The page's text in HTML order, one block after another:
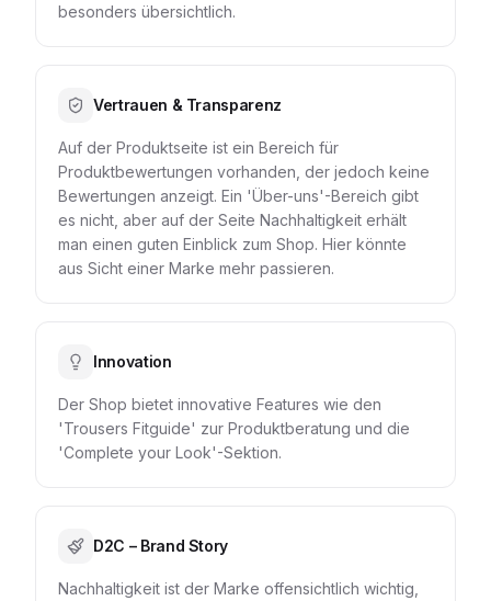
besonders übersichtlich.
Vertrauen & Transparenz
Auf der Produktseite ist ein Bereich für
Produktbewertungen vorhanden, der jedoch keine
Bewertungen anzeigt. Ein 'Über-uns'-Bereich gibt
es nicht, aber auf der Seite Nachhaltigkeit erhält
man einen guten Einblick zum Shop. Hier könnte
aus Sicht einer Marke mehr passieren.
Innovation
Der Shop bietet innovative Features wie den
'Trousers Fitguide' zur Produktberatung und die
'Complete your Look'-Sektion.
D2C – Brand Story
Nachhaltigkeit ist der Marke offensichtlich wichtig,